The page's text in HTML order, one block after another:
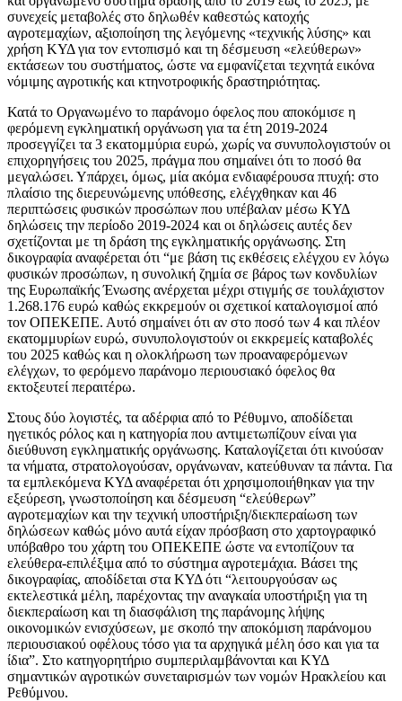
συνεχείς μεταβολές στο δηλωθέν καθεστώς κατοχής
αγροτεμαχίων, αξιοποίηση της λεγόμενης «τεχνικής λύσης» και
χρήση ΚΥΔ για τον εντοπισμό και τη δέσμευση «ελεύθερων»
εκτάσεων του συστήματος, ώστε να εμφανίζεται τεχνητά εικόνα
νόμιμης αγροτικής και κτηνοτροφικής δραστηριότητας.
Κατά το Οργανωμένο το παράνομο όφελος που αποκόμισε η
φερόμενη εγκληματική οργάνωση για τα έτη 2019-2024
προσεγγίζει τα 3 εκατομμύρια ευρώ, χωρίς να συνυπολογιστούν οι
επιχορηγήσεις του 2025, πράγμα που σημαίνει ότι το ποσό θα
μεγαλώσει. Υπάρχει, όμως, μία ακόμα ενδιαφέρουσα πτυχή: στο
πλαίσιο της διερευνώμενης υπόθεσης, ελέγχθηκαν και 46
περιπτώσεις φυσικών προσώπων που υπέβαλαν μέσω ΚΥΔ
δηλώσεις την περίοδο 2019-2024 και οι δηλώσεις αυτές δεν
σχετίζονται με τη δράση της εγκληματικής οργάνωσης. Στη
δικογραφία αναφέρεται ότι “με βάση τις εκθέσεις ελέγχου εν λόγω
φυσικών προσώπων, η συνολική ζημία σε βάρος των κονδυλίων
της Ευρωπαϊκής Ένωσης ανέρχεται μέχρι στιγμής σε τουλάχιστον
1.268.176 ευρώ καθώς εκκρεμούν οι σχετικοί καταλογισμοί από
τον ΟΠΕΚΕΠΕ. Αυτό σημαίνει ότι αν στο ποσό των 4 και πλέον
εκατομμυρίων ευρώ, συνυπολογιστούν οι εκκρεμείς καταβολές
του 2025 καθώς και η ολοκλήρωση των προαναφερόμενων
ελέγχων, το φερόμενο παράνομο περιουσιακό όφελος θα
εκτοξευτεί περαιτέρω.
Στους δύο λογιστές, τα αδέρφια από το Ρέθυμνο, αποδίδεται
ηγετικός ρόλος και η κατηγορία που αντιμετωπίζουν είναι για
διεύθυνση εγκληματικής οργάνωσης. Καταλογίζεται ότι κινούσαν
τα νήματα, στρατολογούσαν, οργάνωναν, κατεύθυναν τα πάντα. Για
τα εμπλεκόμενα ΚΥΔ αναφέρεται ότι χρησιμοποιήθηκαν για την
εξεύρεση, γνωστοποίηση και δέσμευση “ελεύθερων”
αγροτεμαχίων και την τεχνική υποστήριξη/διεκπεραίωση των
δηλώσεων καθώς μόνο αυτά είχαν πρόσβαση στο χαρτογραφικό
υπόβαθρο του χάρτη του ΟΠΕΚΕΠΕ ώστε να εντοπίζουν τα
ελεύθερα-επιλέξιμα από το σύστημα αγροτεμάχια. Βάσει της
δικογραφίας, αποδίδεται στα ΚΥΔ ότι “λειτουργούσαν ως
εκτελεστικά μέλη, παρέχοντας την αναγκαία υποστήριξη για τη
διεκπεραίωση και τη διασφάλιση της παράνομης λήψης
οικονομικών ενισχύσεων, με σκοπό την αποκόμιση παράνομου
περιουσιακού οφέλους τόσο για τα αρχηγικά μέλη όσο και για τα
ίδια”. Στο κατηγορητήριο συμπεριλαμβάνονται και ΚΥΔ
σημαντικών αγροτικών συνεταιρισμών των νομών Ηρακλείου και
Ρεθύμνου.